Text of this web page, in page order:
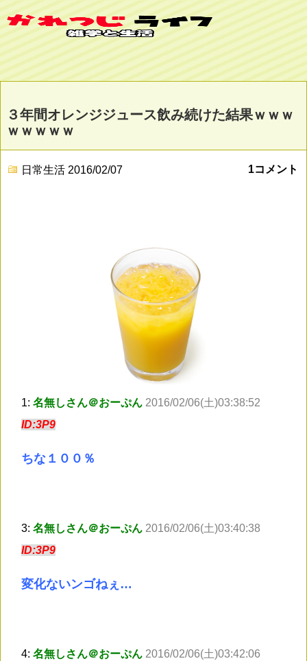
３年間オレンジジュース飲み続けた結果ｗｗｗ
ｗｗｗｗｗ
日常生活 2016/02/07 1コメント
1: 名無しさん＠おーぷん 2016/02/06(土)03:38:52
ID:3P9
ちな１００％
3: 名無しさん＠おーぷん 2016/02/06(土)03:40:38
ID:3P9
変化ないンゴねぇ…
4: 名無しさん＠おーぷん 2016/02/06(土)03:42:06